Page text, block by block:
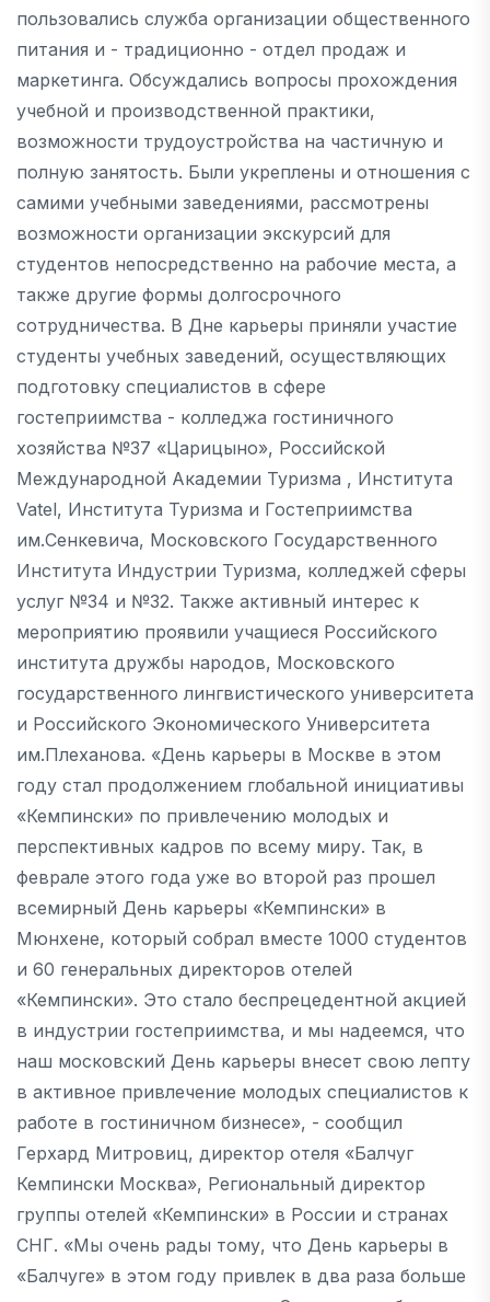
пользовались служба организации общественного
питания и - традиционно - отдел продаж и
маркетинга. Обсуждались вопросы прохождения
учебной и производственной практики,
возможности трудоустройства на частичную и
полную занятость. Были укреплены и отношения с
самими учебными заведениями, рассмотрены
возможности организации экскурсий для
студентов непосредственно на рабочие места, а
также другие формы долгосрочного
сотрудничества. В Дне карьеры приняли участие
студенты учебных заведений, осуществляющих
подготовку специалистов в сфере
гостеприимства - колледжа гостиничного
хозяйства №37 «Царицыно», Российской
Международной Академии Туризма , Института
Vatel, Института Туризма и Гостеприимства
им.Сенкевича, Московского Государственного
Института Индустрии Туризма, колледжей сферы
услуг №34 и №32. Также активный интерес к
мероприятию проявили учащиеся Российского
института дружбы народов, Московского
государственного лингвистического университета
и Российского Экономического Университета
им.Плеханова. «День карьеры в Москве в этом
году стал продолжением глобальной инициативы
«Кемпински» по привлечению молодых и
перспективных кадров по всему миру. Так, в
феврале этого года уже во второй раз прошел
всемирный День карьеры «Кемпински» в
Мюнхене, который собрал вместе 1000 студентов
и 60 генеральных директоров отелей
«Кемпински». Это стало беспрецедентной акцией
в индустрии гостеприимства, и мы надеемся, что
наш московский День карьеры внесет свою лепту
в активное привлечение молодых специалистов к
работе в гостиничном бизнесе», - сообщил
Герхард Митровиц, директор отеля «Балчуг
Кемпински Москва», Региональный директор
группы отелей «Кемпински» в России и странах
СНГ. «Мы очень рады тому, что День карьеры в
«Балчуге» в этом году привлек в два раза больше